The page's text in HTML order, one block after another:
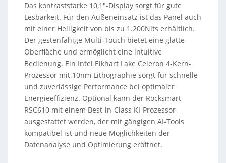
Das kontraststarke 10,1″-Display sorgt für gute
Lesbarkeit. Für den Außeneinsatz ist das Panel auch
mit einer Helligkeit von bis zu 1.200Nits erhältlich.
Der gestenfähige Multi-Touch bietet eine glatte
Oberfläche und ermöglicht eine intuitive
Bedienung. Ein Intel Elkhart Lake Celeron 4-Kern-
Prozessor mit 10nm Lithographie sorgt für schnelle
und zuverlässige Performance bei optimaler
Energieeffizienz. Optional kann der Rocksmart
RSC610 mit einem Best-in-Class KI-Prozessor
ausgestattet werden, der mit gängigen AI-Tools
kompatibel ist und neue Möglichkeiten der
Datenanalyse und Optimierung eröffnet.